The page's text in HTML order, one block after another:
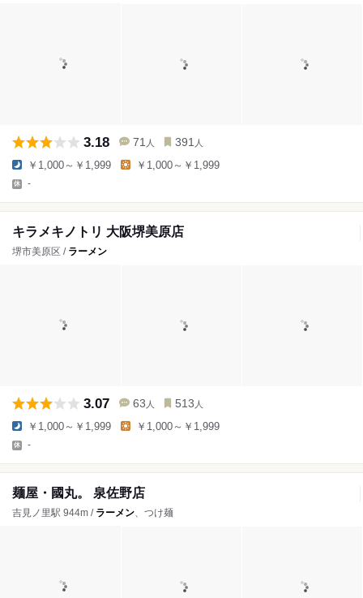
3.18 71 人 391 人
￥1,000～￥1,999 ￥1,000～￥1,999
-
キラメキノトリ 大阪堺美原店
堺市美原区 / ラーメン
3.07 63 人 513 人
￥1,000～￥1,999 ￥1,000～￥1,999
-
麺屋・國丸。 泉佐野店
吉見ノ里駅 944m / ラーメン、つけ麺